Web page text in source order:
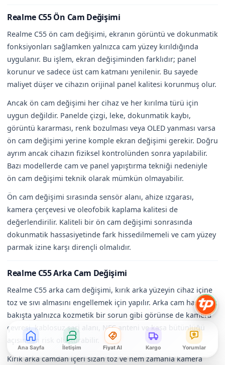
Realme C55 Ön Cam Değişimi
Realme C55 ön cam değişimi, ekranın görüntü ve dokunmatik
fonksiyonları sağlamken yalnızca cam yüzey kırıldığında
uygulanır. Bu işlem, ekran değişiminden farklıdır; panel
korunur ve sadece üst cam katmanı yenilenir. Bu sayede
maliyet düşer ve cihazın orijinal panel kalitesi korunmuş olur.
Ancak ön cam değişimi her cihaz ve her kırılma türü için
uygun değildir. Panelde çizgi, leke, dokunmatik kaybı,
görüntü kararması, renk bozulması veya OLED yanması varsa
ön cam değişimi yerine komple ekran değişimi gerekir. Doğru
ayrım ancak cihazın fiziksel kontrolünden sonra yapılabilir.
Bazı modellerde cam ve panel yapıştırma tekniği nedeniyle
ön cam değişimi teknik olarak mümkün olmayabilir.
Ön cam değişimi sırasında sensör alanı, ahize ızgarası,
kamera çerçevesi ve oleofobik kaplama kalitesi de
değerlendirilir. Kaliteli bir ön cam değişimi sonrasında
dokunmatik hassasiyetinde fark hissedilmemeli ve cam yüzey
parmak izine karşı dirençli olmalıdır.
Realme C55 Arka Cam Değişimi
Realme C55 arka cam değişimi, kırık arka yüzeyin cihaz içine
toz ve sıvı almasını engellemek için yapılır. Arka cam hasarı ilk
bakışta yalnızca kozmetik bir sorun gibi görünse de kamera
çevresi, kablosuz şarj alanı, NFC anteni ve kasa bütünlüğü
açısından risk oluşturabilir.
Kırık arka camdan içeri sızan toz ve nem zamanla kamera
Ana Sayfa İletişim Fiyat Al Kargo Yorumlar